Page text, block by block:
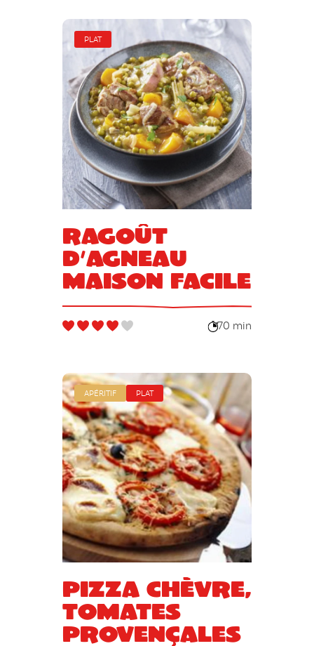
PLAT
Ragoût
d’agneau
maison facile
70 min
APÉRITIF PLAT
Pizza chèvre,
tomates
provençales